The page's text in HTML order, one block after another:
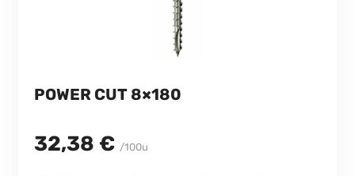
POWER CUT 8×180
32,38 €/100u